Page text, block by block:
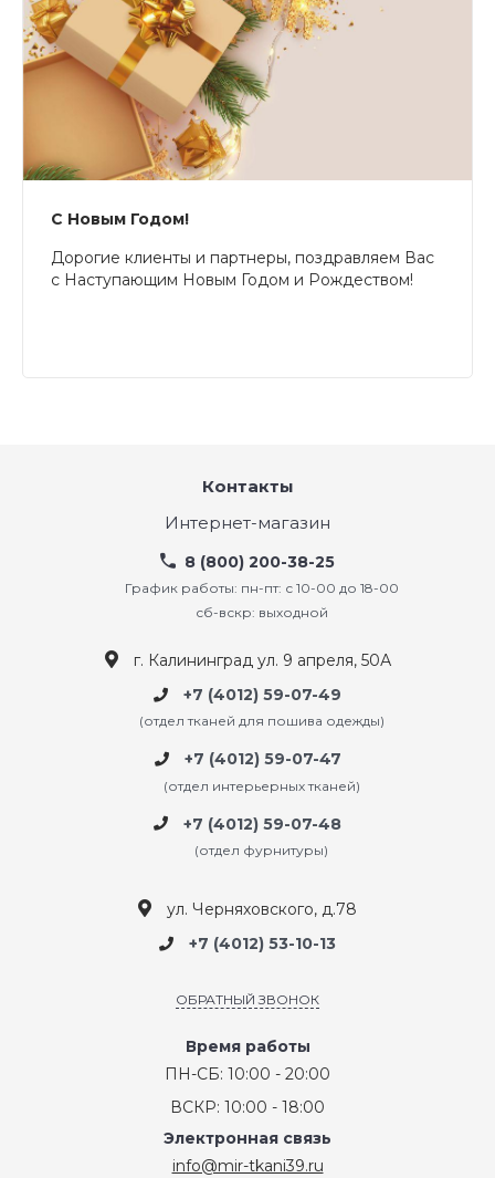
С Новым Годом!
Дорогие клиенты и партнеры, поздравляем Вас
с Наступающим Новым Годом и Рождеством!
Контакты
Интернет-магазин
8 (800) 200-38-25
График работы: пн-пт: с 10-00 до 18-00
сб-вскр: выходной
г. Калининград ул. 9 апреля, 50А
+7 (4012) 59-07-49
(отдел тканей для пошива одежды)
+7 (4012) 59-07-47
(отдел интерьерных тканей)
+7 (4012) 59-07-48
(отдел фурнитуры)
ул. Черняховского, д.78
+7 (4012) 53-10-13
ОБРАТНЫЙ ЗВОНОК
Время работы
ПН-СБ: 10:00 - 20:00
ВСКР: 10:00 - 18:00
Электронная связь
info@mir-tkani39.ru